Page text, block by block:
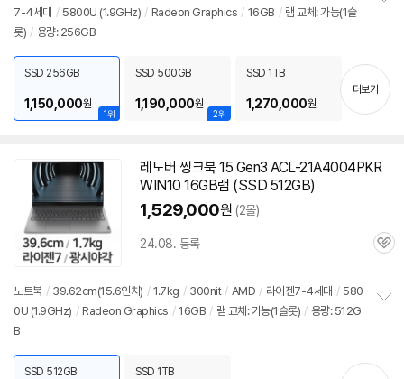
7-4세대 / 5800U (1.9GHz) / Radeon Graphics / 16GB / 램 교체: 가능(1슬
롯) / 용량: 256GB
기
1위
SSD 256GB
1,150,000원
2위
SSD 500GB
1,190,000원
SSD 1TB
1,270,000원
더보기
레노버 씽크북 15 Gen3 ACL-21A4004PKR
WIN10 16GB램 (SSD 512GB)
1,529,000원 (2몰)
24.08. 등록
관
노트북 / 39.62cm(15.6인치) / 1.7kg / 300nit / AMD / 라이젠7-4세대 / 580
0U (1.9GHz) / Radeon Graphics / 16GB / 램 교체: 가능(1슬롯) / 용량: 512G
B
SSD 512GB SSD 1TB